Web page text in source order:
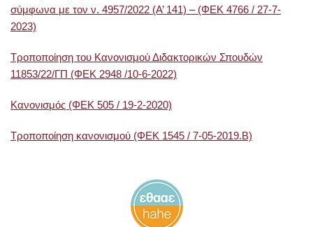
σύμφωνα με τον ν. 4957/2022 (Α’ 141) – (ΦΕΚ 4766 / 27-7-
2023)
Τροποποίηση του Κανονισμού Διδακτορικών Σπουδών
11853/22/ΓΠ (ΦΕΚ 2948 /10-6-2022)
Κανονισμός (ΦΕΚ 505 / 19-2-2020)
Τροποποίηση κανονισμού (ΦΕΚ 1545 / 7-05-2019.B)